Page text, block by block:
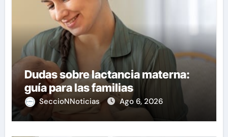
Dudas sobre lactancia materna:
guía para las familias
SeccioNNoticias Ago 6, 2026